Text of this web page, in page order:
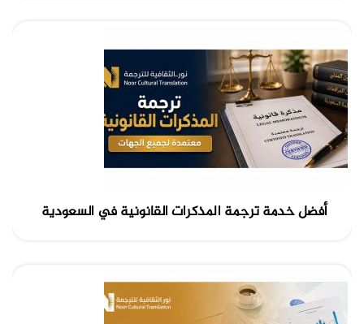
أفضل خدمة ترجمة المذكرات القانونية في السعودية